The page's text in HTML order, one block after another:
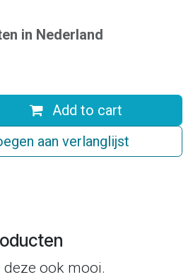
in Nederland
Add to cart
aan verlanglijst
ook mooi.